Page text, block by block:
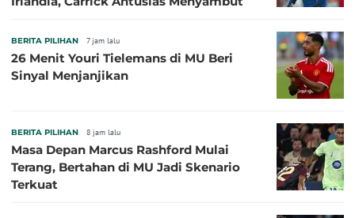
BERITA PILIHAN 7 jam lalu
26 Menit Youri Tielemans di MU Beri
Sinyal Menjanjikan
BERITA PILIHAN 8 jam lalu
Masa Depan Marcus Rashford Mulai
Terang, Bertahan di MU Jadi Skenario
Terkuat